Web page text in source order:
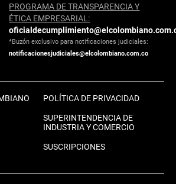
PROGRAMA DE TRANSPARENCIA Y
ÉTICA EMPRESARIAL:
*Buzón exclusivo para notificaciones judiciales:
notificacionesjudiciales@elcolombiano.com.co
POLÍTICA DE PRIVACIDAD
SUPERINTENDENCIA DE
INDUSTRIA Y COMERCIO
SUSCRIPCIONES